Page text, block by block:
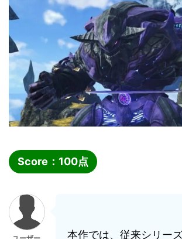
Score： 100点
本作では、従来シリー